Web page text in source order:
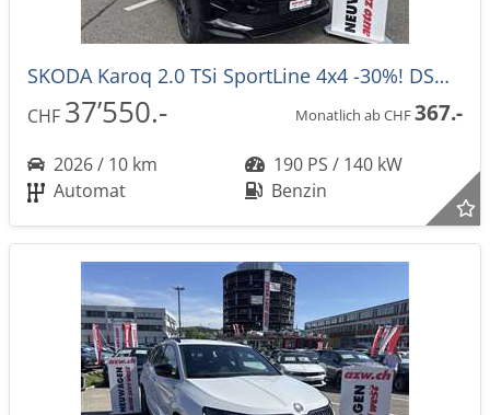
SKODA Karoq 2.0 TSi SportLine 4x4 -30%! DSG-Automat
CHF 37’550.- Monatlich ab CHF367.-
2026 / 10 km
190 PS / 140 kW
Automat
Benzin